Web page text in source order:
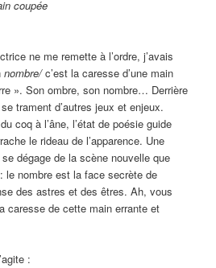
coupée
ne me remette à l’ordre, j’avais
nombre/c’est la caresse d’une main
». Son ombre, son nombre… Derrière
trament d’autres jeux et enjeux.
coq à l’âne, l’état de poésie guide
le rideau de l’apparence. Une
dégage de la scène nouvelle que
le nombre est la face secrète de
des astres et des êtres. Ah, vous
caresse de cette main errante et
: